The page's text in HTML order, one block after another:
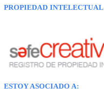
PROPIEDAD INTELECTUAL
ESTOY ASOCIADO A: